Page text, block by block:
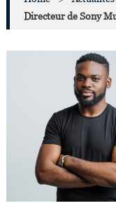
Directeur de Sony